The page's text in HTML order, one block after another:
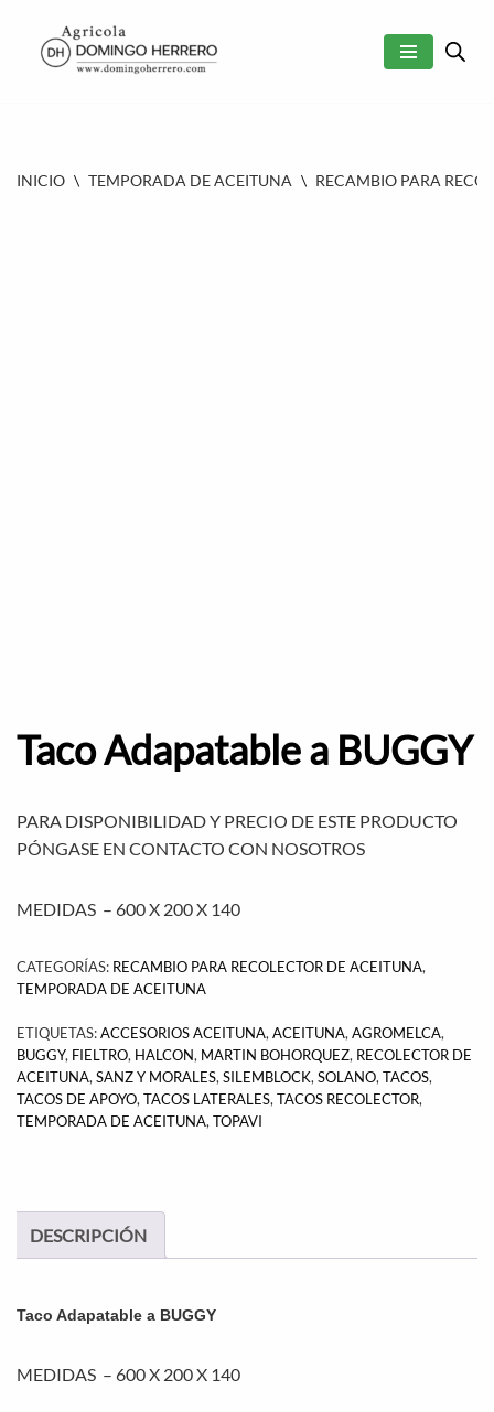
SALTAR
INICIO \ TEMPORADA DE ACEITUNA \ RECAMBIO PARA
Taco Adapatable a BUGGY
PARA DISPONIBILIDAD Y PRECIO DE ESTE PRODUCTO
PÓNGASE EN CONTACTO CON NOSOTROS
MEDIDAS – 600 X 200 X 140
CATEGORÍAS: RECAMBIO PARA RECOLECTOR DE ACEITUNA,
TEMPORADA DE ACEITUNA
ETIQUETAS:ACCESORIOS ACEITUNA, ACEITUNA, AGROMELCA,
BUGGY, FIELTRO, HALCON, MARTIN BOHORQUEZ, RECOLECTOR DE
ACEITUNA, SANZ Y MORALES, SILEMBLOCK, SOLANO, TACOS,
TACOS DE APOYO, TACOS LATERALES, TACOS RECOLECTOR,
TEMPORADA DE ACEITUNA, TOPAVI
DESCRIPCIÓN
Taco Adapatable a BUGGY
MEDIDAS – 600 X 200 X 140